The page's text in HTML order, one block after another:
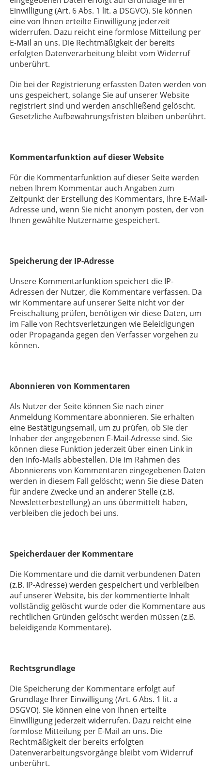
Einwilligung (Art. 6 Abs. 1 lit. a DSGVO). Sie können
eine von Ihnen erteilte Einwilligung jederzeit
widerrufen. Dazu reicht eine formlose Mitteilung per
E-Mail an uns. Die Rechtmäßigkeit der bereits
erfolgten Datenverarbeitung bleibt vom Widerruf
unberührt.
Die bei der Registrierung erfassten Daten werden von
uns gespeichert, solange Sie auf unserer Website
registriert sind und werden anschließend gelöscht.
Gesetzliche Aufbewahrungsfristen bleiben unberührt.
Kommentarfunktion auf dieser Website
Für die Kommentarfunktion auf dieser Seite werden
neben Ihrem Kommentar auch Angaben zum
Zeitpunkt der Erstellung des Kommentars, Ihre E-Mail-
Adresse und, wenn Sie nicht anonym posten, der von
Ihnen gewählte Nutzername gespeichert.
Speicherung der IP-Adresse
Unsere Kommentarfunktion speichert die IP-
Adressen der Nutzer, die Kommentare verfassen. Da
wir Kommentare auf unserer Seite nicht vor der
Freischaltung prüfen, benötigen wir diese Daten, um
im Falle von Rechtsverletzungen wie Beleidigungen
oder Propaganda gegen den Verfasser vorgehen zu
können.
Abonnieren von Kommentaren
Als Nutzer der Seite können Sie nach einer
Anmeldung Kommentare abonnieren. Sie erhalten
eine Bestätigungsemail, um zu prüfen, ob Sie der
Inhaber der angegebenen E-Mail-Adresse sind. Sie
können diese Funktion jederzeit über einen Link in
den Info-Mails abbestellen. Die im Rahmen des
Abonnierens von Kommentaren eingegebenen Daten
werden in diesem Fall gelöscht; wenn Sie diese Daten
für andere Zwecke und an anderer Stelle (z.B.
Newsletterbestellung) an uns übermittelt haben,
verbleiben die jedoch bei uns.
Speicherdauer der Kommentare
Die Kommentare und die damit verbundenen Daten
(z.B. IP-Adresse) werden gespeichert und verbleiben
auf unserer Website, bis der kommentierte Inhalt
vollständig gelöscht wurde oder die Kommentare aus
rechtlichen Gründen gelöscht werden müssen (z.B.
beleidigende Kommentare).
Rechtsgrundlage
Die Speicherung der Kommentare erfolgt auf
Grundlage Ihrer Einwilligung (Art. 6 Abs. 1 lit. a
DSGVO). Sie können eine von Ihnen erteilte
Einwilligung jederzeit widerrufen. Dazu reicht eine
formlose Mitteilung per E-Mail an uns. Die
Rechtmäßigkeit der bereits erfolgten
Datenverarbeitungsvorgänge bleibt vom Widerruf
unberührt.